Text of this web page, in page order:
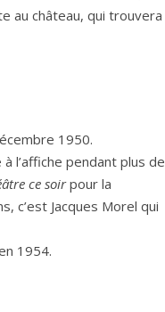
au château, qui trouvera
1950.
l’affiche pendant plus de
ce soirpour la
c’est Jacques Morel qui
1954.